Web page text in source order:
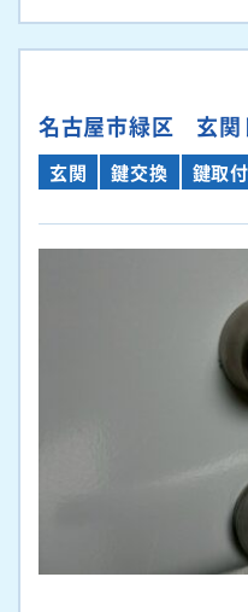
名古屋市緑区 玄関
玄関 鍵交換 鍵取付